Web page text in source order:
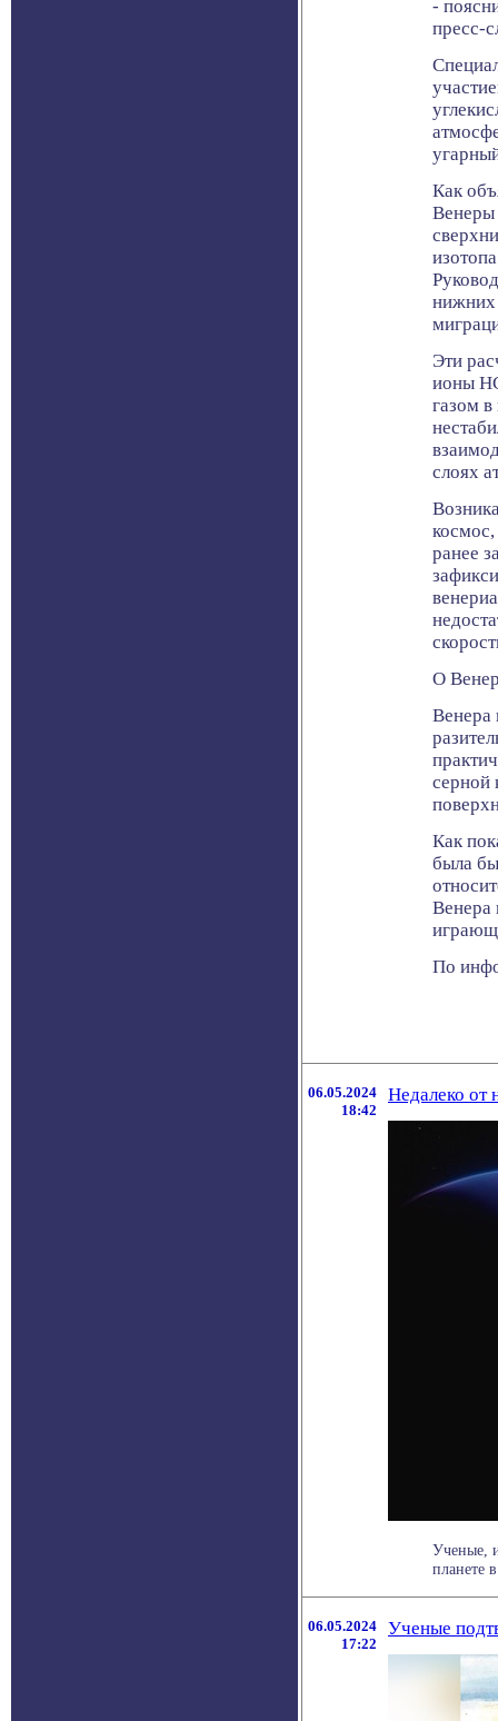
-
пресс-
Как
Венеры
нижних
Эти
ионы
газом
слоях
ранее
О
Венера
серной
Как
была
Венера
По
06.05.2024
18:42
Недалеко от
Ученые,
планете
06.05.2024
17:22
Ученые